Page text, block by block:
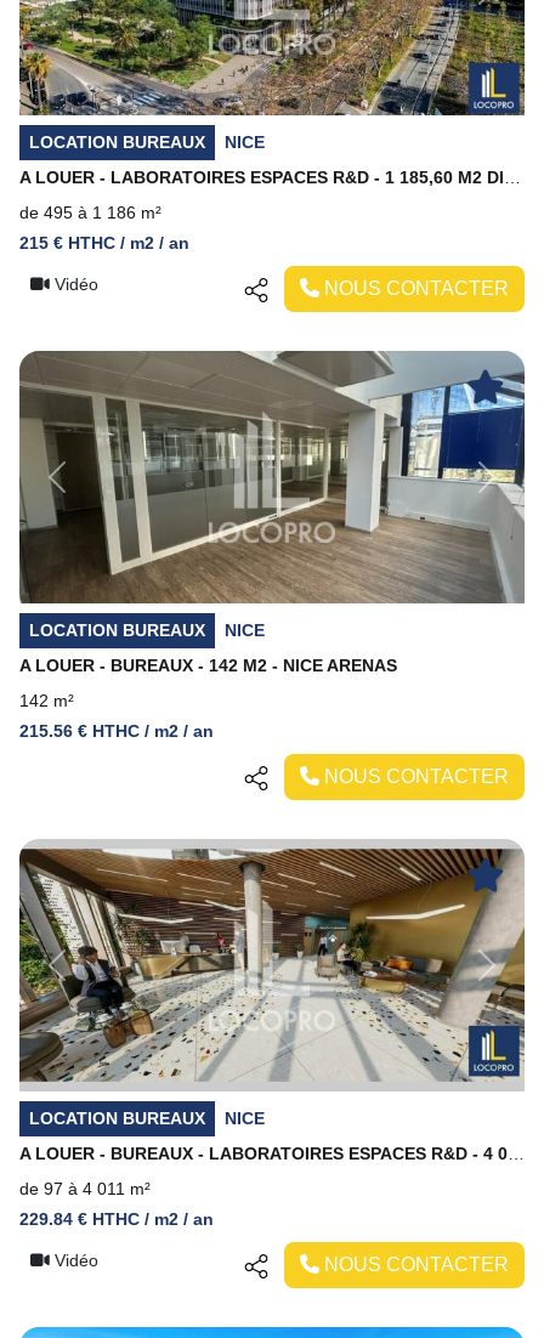
LOCATION BUREAUX
NICE
de 495 à 1 186 m²
215 € HTHC / m2 / an
Vidéo NOUS CONTACTER
Previous Next
LOCATION BUREAUX
NICE
A LOUER - BUREAUX - 142 M2 - NICE ARENAS
142 m²
215.56 € HTHC / m2 / an
NOUS CONTACTER
Previous Next
LOCATION BUREAUX
NICE
de 97 à 4 011 m²
229.84 € HTHC / m2 / an
Vidéo NOUS CONTACTER